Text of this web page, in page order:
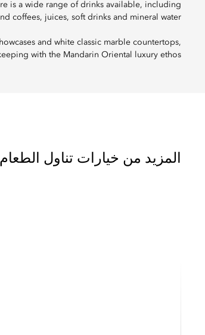
is a wide range of drinks available, including
coffees, juices, soft drinks and mineral water.
and white classic marble countertops,
with the Mandarin Oriental luxury ethos.
المزيد من خيارات تناول الطعام